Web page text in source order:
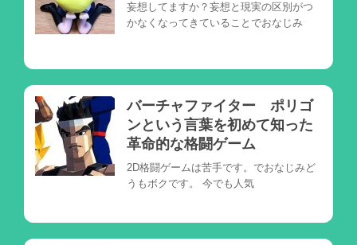
妄想してますか？妄想と現実の区別がつ
かなくなってきていることでおなじみ
バーチャファイター ポリゴ
ンという言葉を初めて知った
革命的な格闘ゲーム
2D格闘ゲームは苦手です。でおなじみど
うもボクです。 今でも人気